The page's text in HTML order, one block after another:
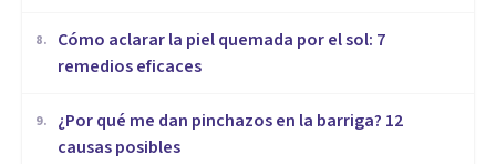
8.
Cómo aclarar la piel quemada por el sol: 7
remedios eficaces
9.
¿Por qué me dan pinchazos en la barriga? 12
causas posibles